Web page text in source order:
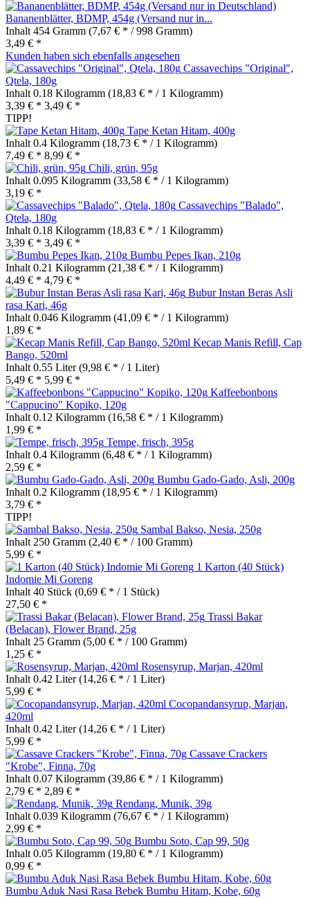
Bananenblätter, BDMP, 454g (Versand nur in...
Inhalt 454 Gramm (7,67 € * / 998 Gramm)
3,49 € *
Kunden haben sich ebenfalls angesehen
Cassavechips "Original",
Qtela, 180g
Inhalt 0.18 Kilogramm (18,83 € * / 1 Kilogramm)
3,39 € * 3,49 € *
TIPP!
Tape Ketan Hitam, 400g
Inhalt 0.4 Kilogramm (18,73 € * / 1 Kilogramm)
7,49 € * 8,99 € *
Chili, grün, 95g
Inhalt 0.095 Kilogramm (33,58 € * / 1 Kilogramm)
3,19 € *
Cassavechips "Balado",
Qtela, 180g
Inhalt 0.18 Kilogramm (18,83 € * / 1 Kilogramm)
3,39 € * 3,49 € *
Bumbu Pepes Ikan, 210g
Inhalt 0.21 Kilogramm (21,38 € * / 1 Kilogramm)
4,49 € * 4,79 € *
Bubur Instan Beras Asli
rasa Kari, 46g
Inhalt 0.046 Kilogramm (41,09 € * / 1 Kilogramm)
1,89 € *
Kecap Manis Refill, Cap
Bango, 520ml
Inhalt 0.55 Liter(9,98 € * / 1 Liter)
5,49 € * 5,99 € *
Kaffeebonbons
"Cappucino" Kopiko, 120g
Inhalt 0.12 Kilogramm (16,58 € * / 1 Kilogramm)
1,99 € *
Tempe, frisch, 395g
Inhalt 0.4 Kilogramm (6,48 € * / 1 Kilogramm)
2,59 € *
Bumbu Gado-Gado, Asli, 200g
Inhalt 0.2 Kilogramm (18,95 € * / 1 Kilogramm)
3,79 € *
TIPP!
Sambal Bakso, Nesia, 250g
Inhalt 250 Gramm (2,40 € * / 100 Gramm)
5,99 € *
1 Karton (40 Stück)
Indomie Mi Goreng
Inhalt 40 Stück (0,69 € * / 1 Stück)
27,50 € *
Trassi Bakar
(Belacan), Flower Brand, 25g
Inhalt 25 Gramm (5,00 € * / 100 Gramm)
1,25 € *
Rosensyrup, Marjan, 420ml
Inhalt 0.42 Liter(14,26 € * / 1 Liter)
5,99 € *
Cocopandansyrup, Marjan,
420ml
Inhalt 0.42 Liter(14,26 € * / 1 Liter)
5,99 € *
Cassave Crackers
"Krobe", Finna, 70g
Inhalt 0.07 Kilogramm (39,86 € * / 1 Kilogramm)
2,79 € * 2,89 € *
Rendang, Munik, 39g
Inhalt 0.039 Kilogramm (76,67 € * / 1 Kilogramm)
2,99 € *
Bumbu Soto, Cap 99, 50g
Inhalt 0.05 Kilogramm (19,80 € * / 1 Kilogramm)
0,99 € *
Bumbu Aduk Nasi Rasa Bebek Bumbu Hitam, Kobe, 60g